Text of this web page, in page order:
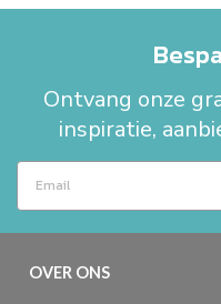
Ontvang onze
inspiratie,
OVER ONS